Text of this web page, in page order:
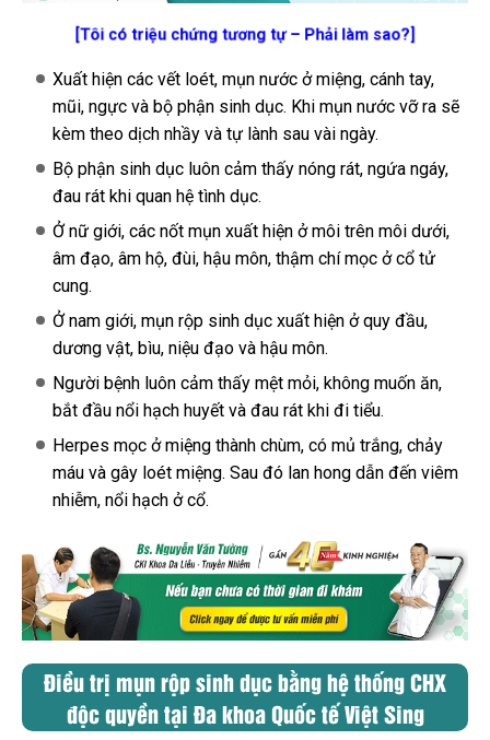
[Tôi có triệu chứng tương tự – Phải làm sao?]
Xuất hiện các vết loét, mụn nước ở miệng, cánh tay,
mũi, ngực và bộ phận sinh dục. Khi mụn nước vỡ ra sẽ
kèm theo dịch nhầy và tự lành sau vài ngày.
Bộ phận sinh dục luôn cảm thấy nóng rát, ngứa ngáy,
đau rát khi quan hệ tình dục.
Ở nữ giới, các nốt mụn xuất hiện ở môi trên môi dưới,
âm đạo, âm hộ, đùi, hậu môn, thậm chí mọc ở cổ tử
cung.
Ở nam giới, mụn rộp sinh dục xuất hiện ở quy đầu,
dương vật, bìu, niệu đạo và hậu môn.
Người bệnh luôn cảm thấy mệt mỏi, không muốn ăn,
bắt đầu nổi hạch huyết và đau rát khi đi tiểu.
Herpes mọc ở miệng thành chùm, có mủ trắng, chảy
máu và gây loét miệng. Sau đó lan hong dẫn đến viêm
nhiễm, nổi hạch ở cổ.
Điều trị mụn rộp sinh dục bằng hệ thống CHX
độc quyền tại Đa khoa Quốc tế Việt Sing